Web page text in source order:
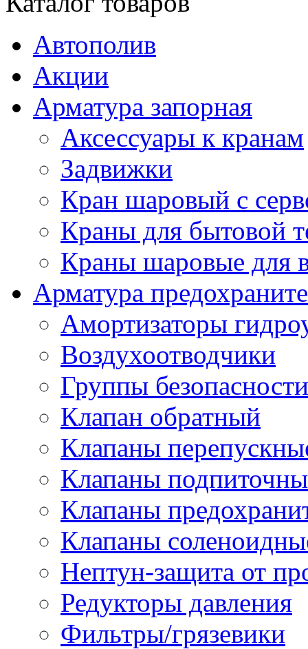
Автополив
Акции
Арматура запорная
Аксессуары к кранам
Задвижки
Кран шаровый с
Краны для бытовой
Краны шаровые для
Арматура
Амортизаторы
Воздухоотводчики
Группы безопасности
Клапан обратный
Клапаны
Клапаны
Клапаны
Клапаны
Нептун-защита от
Редукторы давления
Фильтры/грязевики